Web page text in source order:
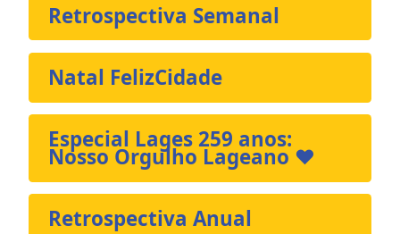
Retrospectiva Semanal
Natal FelizCidade
Especial Lages 259 anos:
Nosso Orgulho Lageano ❤️
Retrospectiva Anual